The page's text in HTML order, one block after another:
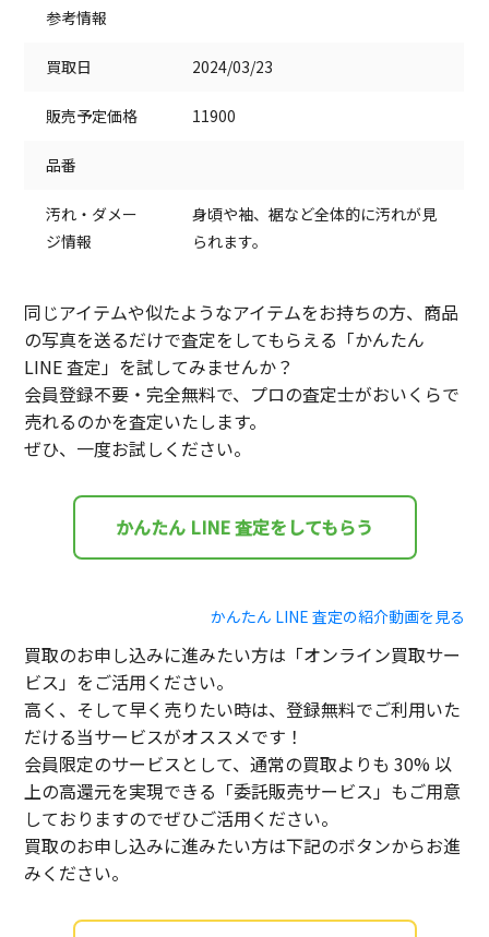
参考情報
買取日 2024/03/23
販売予定価格 11900
品番
汚れ・ダメー
ジ情報
身頃や袖、裾など全体的に汚れが見
られます。
同じアイテムや似たようなアイテムをお持ちの方、商品
の写真を送るだけで査定をしてもらえる「かんたん
LINE 査定」を試してみませんか？
会員登録不要・完全無料で、プロの査定士がおいくらで
売れるのかを査定いたします。
ぜひ、一度お試しください。
かんたん LINE 査定をしてもらう
かんたん LINE 査定の紹介動画を見る
買取のお申し込みに進みたい方は「オンライン買取サー
ビス」をご活用ください。
高く、そして早く売りたい時は、登録無料でご利用いた
だける当サービスがオススメです！
会員限定のサービスとして、通常の買取よりも 30% 以
上の高還元を実現できる「委託販売サービス」もご用意
しておりますのでぜひご活用ください。
買取のお申し込みに進みたい方は下記のボタンからお進
みください。